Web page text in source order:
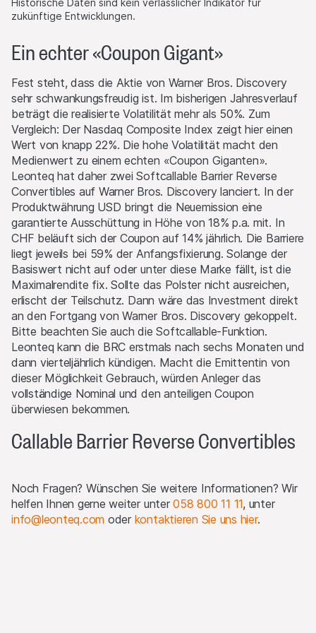
Historische Daten sind kein verlässlicher Indikator für
zukünftige Entwicklungen.
Ein echter «Coupon Gigant»
Fest steht, dass die Aktie von Warner Bros. Discovery
sehr schwankungsfreudig ist. Im bisherigen Jahresverlauf
beträgt die realisierte Volatilität mehr als 50%. Zum
Vergleich: Der Nasdaq Composite Index zeigt hier einen
Wert von knapp 22%. Die hohe Volatilität macht den
Medienwert zu einem echten «Coupon Giganten».
Leonteq hat daher zwei Softcallable Barrier Reverse
Convertibles auf Warner Bros. Discovery lanciert. In der
Produktwährung USD bringt die Neuemission eine
garantierte Ausschüttung in Höhe von 18% p.a. mit. In
CHF beläuft sich der Coupon auf 14% jährlich. Die Barriere
liegt jeweils bei 59% der Anfangsfixierung. Solange der
Basiswert nicht auf oder unter diese Marke fällt, ist die
Maximalrendite fix. Sollte das Polster nicht ausreichen,
erlischt der Teilschutz. Dann wäre das Investment direkt
an den Fortgang von Warner Bros. Discovery gekoppelt.
Bitte beachten Sie auch die Softcallable-Funktion.
Leonteq kann die BRC erstmals nach sechs Monaten und
dann vierteljährlich kündigen. Macht die Emittentin von
dieser Möglichkeit Gebrauch, würden Anleger das
vollständige Nominal und den anteiligen Coupon
überwiesen bekommen.
Callable Barrier Reverse Convertibles
Noch Fragen? Wünschen Sie weitere Informationen? Wir
helfen Ihnen gerne weiter unter058 800 11 11, unter
info@leonteq.com oder kontaktieren Sie uns hier.
anderen Anlagen eingehen, welche den Produkten auf dieser
Website als Basiswerte dienen. Sie können diese Anlagen
gleichzeitig auf der Angebots- wie auch der Nachfrageseite
aktiv sein. Die Handels- oder Absicherungsgeschäfte der
Emittentin und/oder der Lead Manager und/oder
beauftragter Drittparteien können den Preis des Basiswerts
beeinflussen und können einen Einfluss darauf haben, ob der
relevante Barrier Level, falls es einen solchen gibt, erreicht
wird.
Performance
Die vergangene Kursentwicklung ist keine Indikation oder
Garantie für die zukünftige Performance eines Produktes
oder Basiswertes. Der Wert von Anlagen kann Schwankungen
unterworfen sein, und die Anleger erhalten unter Umständen
nicht den gesamten investierten Betrag zurück. Auch
Wechselkursschwankungen könnten den Wert einer Anlage
steigern oder verringern.
Verkaufsrestriktionen
Es wurde/wird nichts unternommen, um ein öffentliches
Angebot der Produkte oder den Besitz oder die Verteilung
von Unterlagen in Bezug auf die Produkte in Rechtsgebieten
zu erlauben, in denen Massnahmen hierzu erforderlich sind.
Hinsichtlich dessen kann jedes Angebot, jeder Verkauf oder
jede Lieferung der Produkte oder die Verbreitung oder
nur in oder aus einem Rechtsgebiet in Übereinstimmung mit
irgendeiner Form hierdurch verpflichtet werden.
Beschränkungen der grenzüberschreitenden Kommunikation
und des grenzüberschreitenden Geschäfts betreffend die in